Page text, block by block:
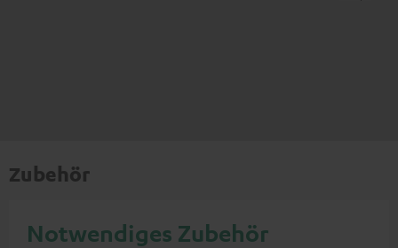
Zubehör
Notwendiges Zubehör